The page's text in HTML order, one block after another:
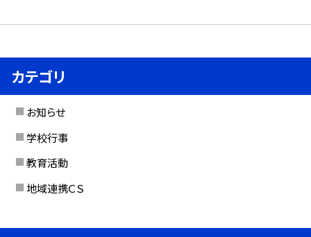
カテゴリ
お知らせ
学校行事
教育活動
地域連携ＣＳ